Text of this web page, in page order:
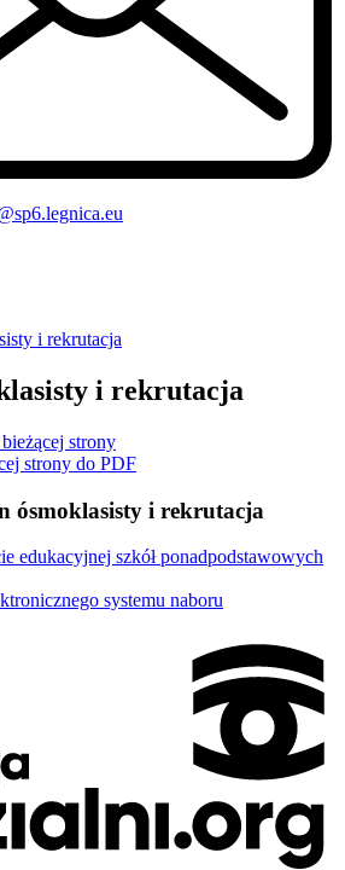
i rekrutacja
i rekrutacja
strony
strony do PDF
ósmoklasisty i rekrutacja
edukacyjnej szkół ponadpodstawowych
systemu naboru